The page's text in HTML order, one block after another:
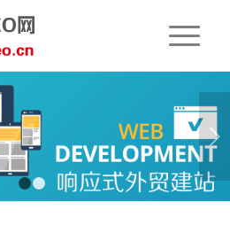
下一页
1 2